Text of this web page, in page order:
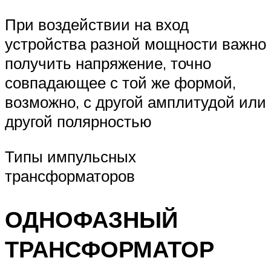
При воздействии на вход
устройства разной мощности важно
получить напряжение, точно
совпадающее с той же формой,
возможно, с другой амплитудой или
другой полярностью
Типы импульсных
трансформаторов
ОДНОФАЗНЫЙ
ТРАНСФОРМАТОР